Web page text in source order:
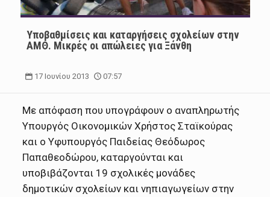
Υποβαθμίσεις και καταργήσεις σχολείων στην
ΑΜΘ. Μικρές οι απώλειες για Ξάνθη
17 Ιουνίου 2013 07:57
Με απόφαση που υπογράφουν ο αναπληρωτής
Υπουργός Οικονομικών Χρήστος Σταϊκούρας
και ο Υφυπουργός Παιδείας Θεόδωρος
Παπαθεοδώρου, καταργούνται και
υποβιβάζονται 19 σχολικές μονάδες
δημοτικών σχολείων και νηπιαγωγείων στην